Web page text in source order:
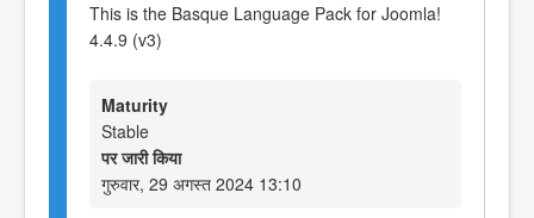
This is the Basque Language Pack for Joomla!
4.4.9 (v3)
Maturity
Stable
पर जारी किया
गुरुवार, 29 अगस्त 2024 13:10